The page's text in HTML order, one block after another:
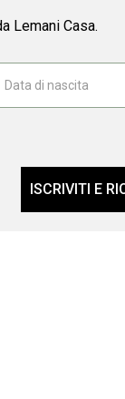
Lemani Casa.
ISCRIVITI E